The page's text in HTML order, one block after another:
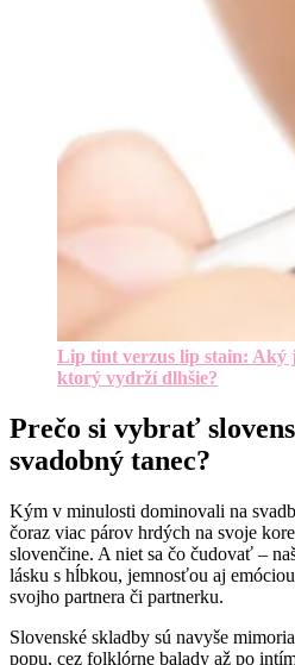
Lip tint verzus lip stain: Aký
ktorý vydrží dlhšie?
Prečo si vybrať
svadobný tanec?
Kým v minulosti dominovali na
čoraz viac párov hrdých na svoje
slovenčine. A niet sa čo čudovať –
lásku s hĺbkou, jemnosťou aj
svojho partnera či partnerku.
Slovenské skladby sú navyše
popu, cez folklórne balady až po